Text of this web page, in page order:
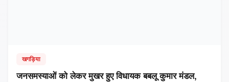
खगड़िया
जनसमस्याओं को लेकर मुखर हुए विधायक बबलू कुमार मंडल,